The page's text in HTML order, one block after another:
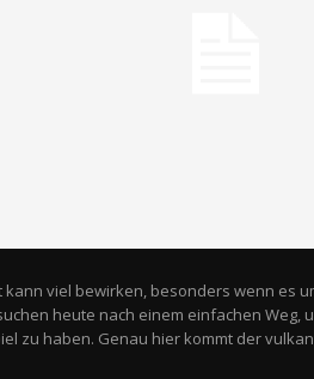
kann viel bewirken, besonders wenn es
heute nach einem einfachen Weg,
zu haben. Genau hier kommt der